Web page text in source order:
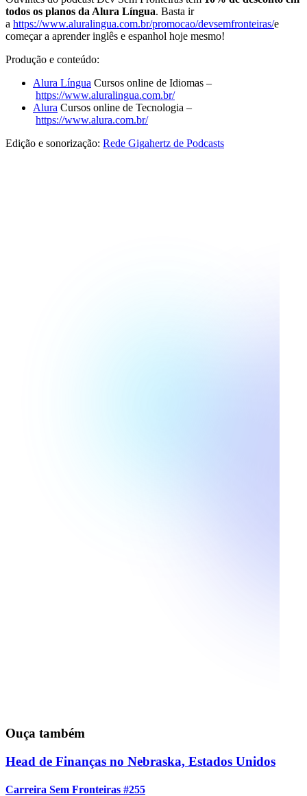
todos os planos da Alura Língua. Basta ir
a https://www.aluralingua.com.br/promocao/devsemfronteiras/e
começar a aprender inglês e espanhol hoje mesmo!
Produção e conteúdo:
Alura Língua Cursos online de Idiomas –
https://www.aluralingua.com.br/
Alura Cursos online de Tecnologia –
https://www.alura.com.br/
Edição e sonorização: Rede Gigahertz de Podcasts
Ouça também
Head de Finanças no Nebraska, Estados Unidos
Carreira Sem Fronteiras #255